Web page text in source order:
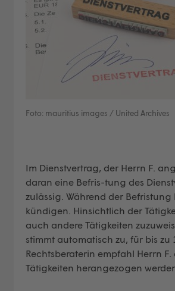
Foto: mauritius images / United Archives
Im Dienstvertrag, der Herrn F.
daran eine Befris-tung des
zulässig. Während der
kündigen. Hinsichtlich der
auch andere Tätigkeiten
stimmt automatisch zu, für bis
Rechtsberaterin empfahl Herrn
Tätigkeiten herangezogen